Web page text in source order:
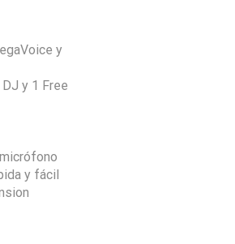
y
y 1 Free
y fácil